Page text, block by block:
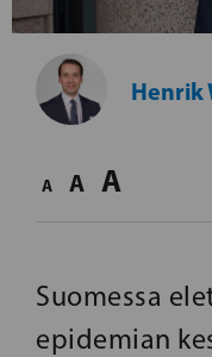
Henrik
A A A
Suomessa
epidemian